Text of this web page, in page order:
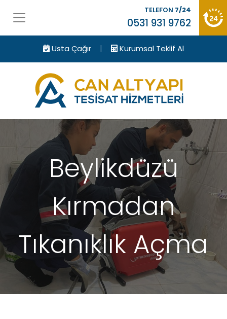
Usta Çağır | Kurumsal Teklif Al
TELEFON 7/24
0531 931 9762
Beylikdüzü
Kırmadan
Tıkanıklık Açma